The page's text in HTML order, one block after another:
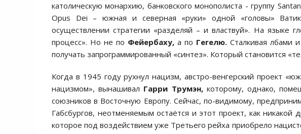
католическую монархию, банковского монополиста - группу
Opus Dei – южная и северная «руки» одной «головы»
осуществлении стратегии «разделяй – и властвуй». На языке
процесс». Но не по Фейербаху, а по Гегелю. Сталкивая лбами
получать запрограммированный «синтез». Который становится
Когда в 1945 году рухнул нацизм, австро-венгерский проект
нацизмом», вынашивал Гарри Трумэн,которому, однако,
союзников в Восточную Европу. Сейчас, по-видимому,
Габсбургов, неотменяемым остаётся и этот проект, как никакой
которое под воздействием уже Третьего рейха приобрело